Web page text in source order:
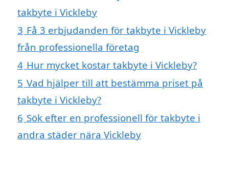
takbyte i Vickleby
3 Få 3 erbjudanden för takbyte i Vickleby
från professionella företag
4 Hur mycket kostar takbyte i Vickleby?
5 Vad hjälper till att bestämma priset på
takbyte i Vickleby?
6 Sök efter en professionell för takbyte i
andra städer nära Vickleby